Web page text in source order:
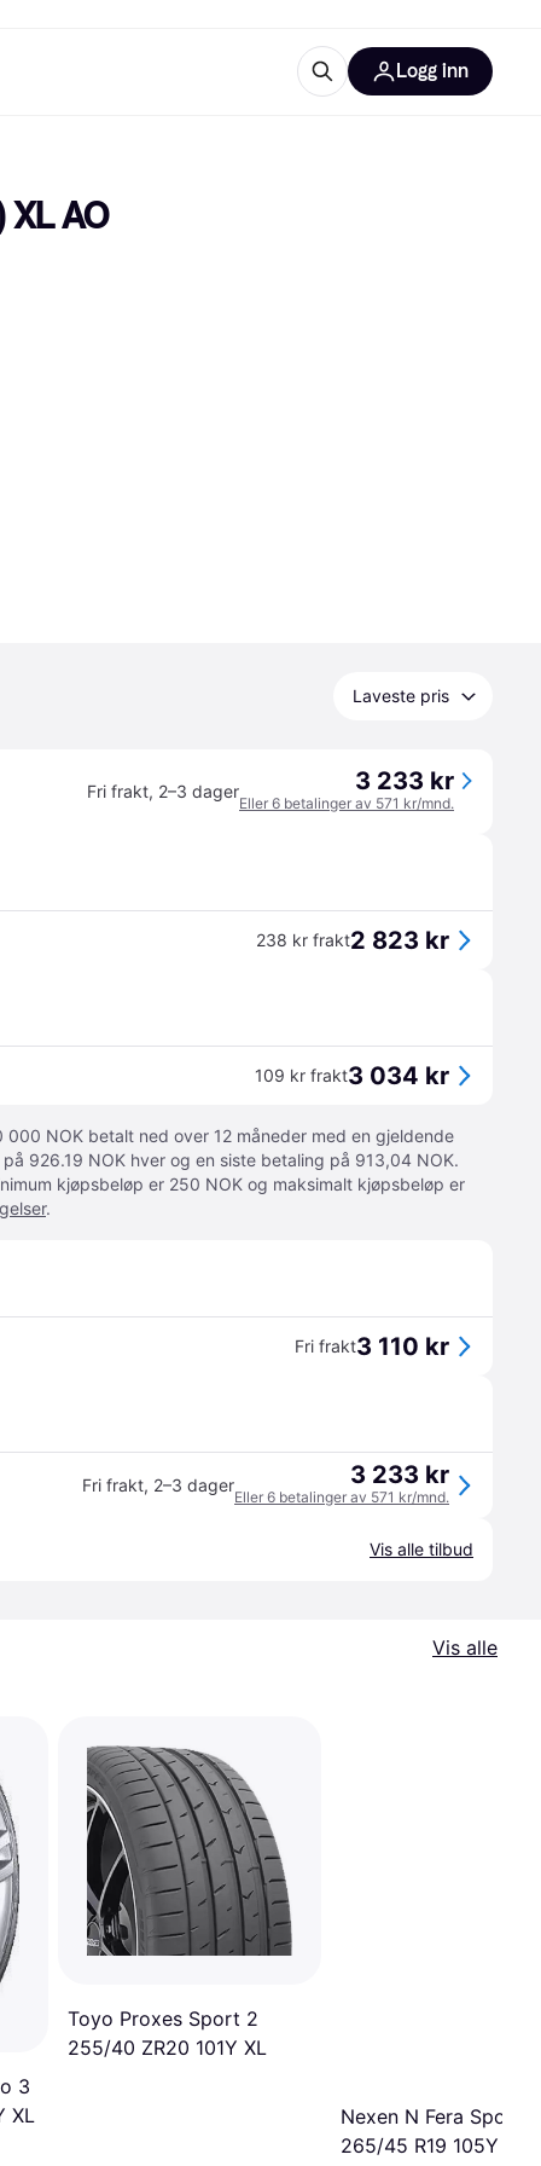
Logg inn
AO
Laveste pris
Fri frakt, 2–3 dager 3 233 kr
Eller 6 betalinger av 571 kr/mnd.
238 kr frakt2 823 kr
109 kr frakt3 034 kr
000 NOK betalt ned over 12 måneder med en gjeldende
926.19 NOK hver og en siste betaling på 913,04 NOK.
kjøpsbeløp er 250 NOK og maksimalt kjøpsbeløp er
.
Fri frakt3 110 kr
Fri frakt, 2–3 dager 3 233 kr
Eller 6 betalinger av 571 kr/mnd.
Vis alle tilbud
Vis alle
3
XL
Toyo Proxes Sport 2
255/40 ZR20 101Y XL
Nexen N Fera Sport
265/45 R19 105Y XL